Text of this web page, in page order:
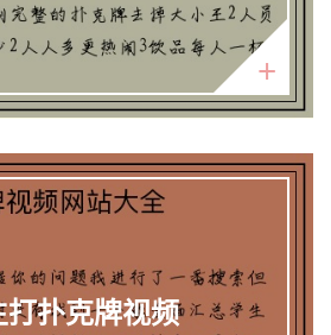
打扑克牌视频